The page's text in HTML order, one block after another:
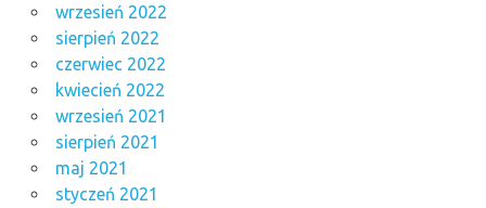
wrzesień 2022
sierpień 2022
czerwiec 2022
kwiecień 2022
wrzesień 2021
sierpień 2021
maj 2021
styczeń 2021